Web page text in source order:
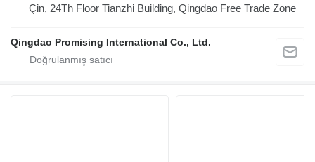
Çin, 24Th Floor Tianzhi Building, Qingdao Free Trade Zone
Qingdao Promising International Co., Ltd.